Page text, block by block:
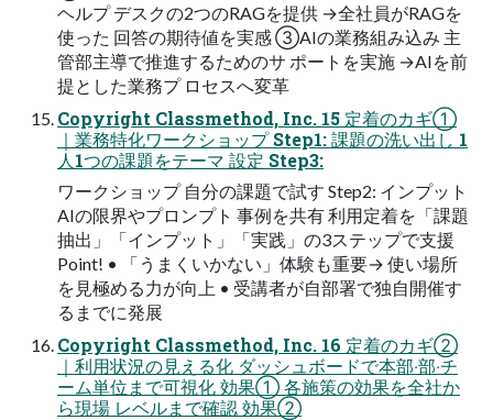
ヘルプ デスクの2つのRAGを提供 →全社員がRAGを
使った 回答の期待値を実感 ③AIの業務組み込み 主
管部主導で推進するためのサ ポートを実施 →AIを前
提とした業務プ ロセスへ変⾰
Copyright Classmethod, Inc. 15 定着のカギ①
｜業務特化ワークショップ Step1: 課題の洗い出し 1
⼈1つの課題をテーマ 設定 Step3:
ワークショップ ⾃分の課題で試す Step2: インプット
AIの限界やプロンプト 事例を共有 利⽤定着を「課題
抽出」「インプット」「実践」の3ステップで⽀援
Point! • 「うまくいかない」体験も重要→ 使い場所
を⾒極める⼒が向上 • 受講者が⾃部署で独⾃開催す
るまでに発展
Copyright Classmethod, Inc. 16 定着のカギ②
｜利⽤状況の⾒える化 ダッシュボードで本部‧部‧チ
ーム単位まで可視化 効果① 各施策の効果を全社か
ら現場 レベルまで確認 効果②